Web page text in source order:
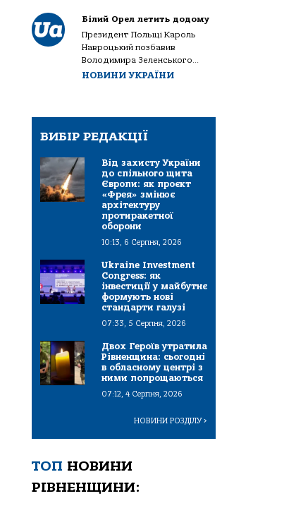
Білий Орел летить додому
Президент Польщі Кароль
Навроцький позбавив
Володимира Зеленського...
НОВИНИ УКРАЇНИ
ВИБІР РЕДАКЦІЇ
Від захисту України
до спільного щита
Європи: як проєкт
«Фрея» змінює
архітектуру
протиракетної
оборони
10:13, 6 Серпня, 2026
Ukraine Investment
Congress: як
інвестиції у майбутнє
формують нові
стандарти галузі
07:33, 5 Серпня, 2026
Двох Героїв утратила
Рівненщина: сьогодні
в обласному центрі з
ними попрощаються
07:12, 4 Серпня, 2026
НОВИНИ РОЗДІЛУ>
ТОП НОВИНИ
РІВНЕНЩИНИ: